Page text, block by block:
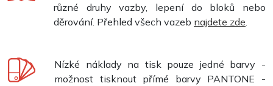
různé druhy vazby, lepení do bloků nebo
děrování. Přehled všech vazeb najdete zde
Nízké náklady na tisk pouze jedné barvy -
možnost tisknout přímé barvy PANTONE -